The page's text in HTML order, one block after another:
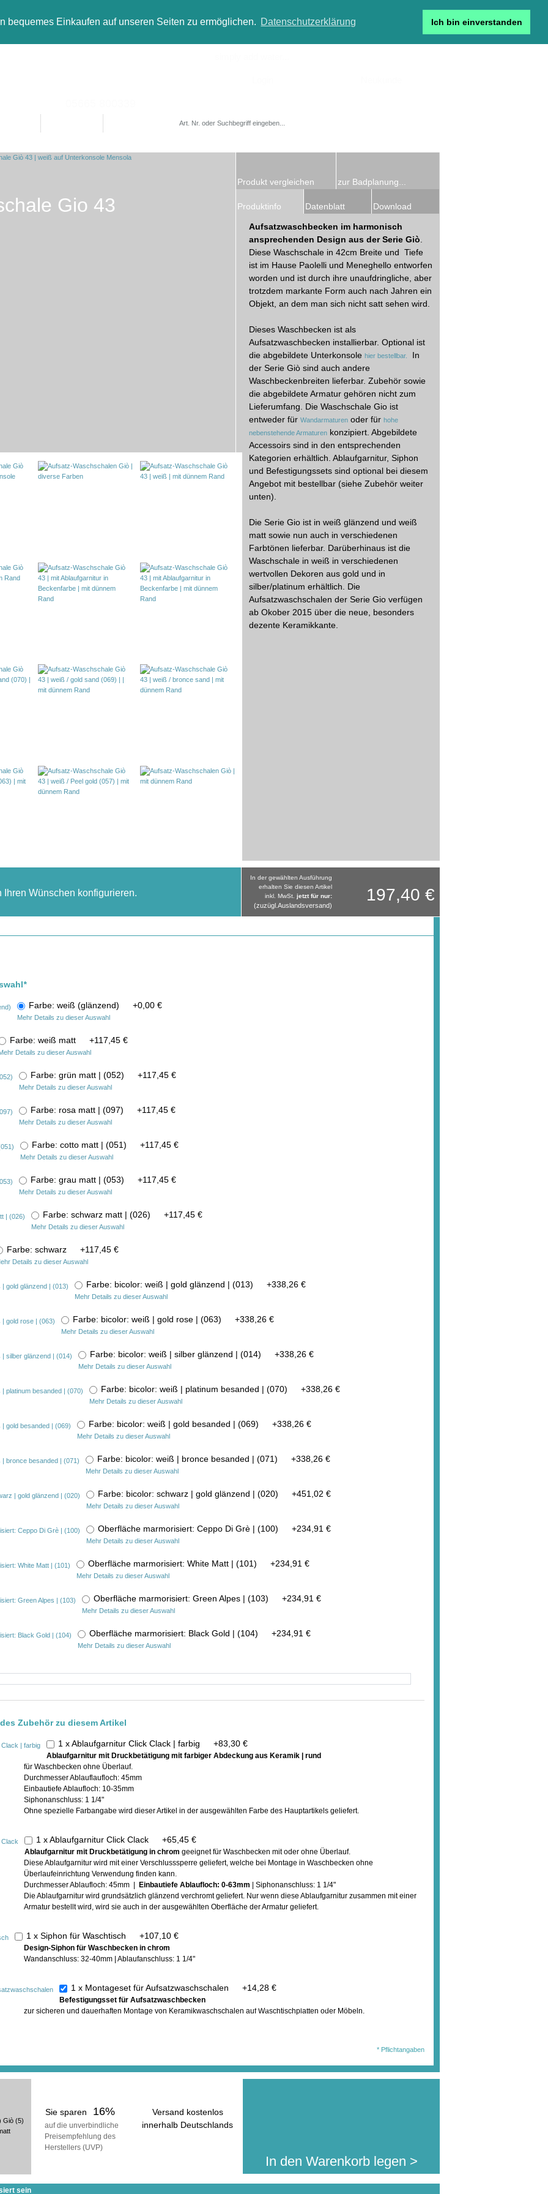
bequemes Einkaufen auf unseren Seiten zu ermöglichen. Datenschutzerklärung Ich bin einverstanden
Gio 43
Produkt vergleichen zur Badplanung...
Produktinfo Datenblatt Download
Aufsatzwaschbecken im harmonisch
ansprechenden Design aus der Serie Giò
Diese Waschschale in 42cm Breite und Tiefe
ist im Hause Paolelli und Meneghello entworfen
worden und ist durch ihre unaufdringliche, aber
trotzdem markante Form auch nach Jahren ein
Objekt, an dem man sich nicht satt sehen wird.
Dieses Waschbecken ist als
Aufsatzwaschbecken installierbar. Optional ist
die abgebildete Unterkonsole hier bestellbar.
In
der Serie Giò sind auch andere
Waschbeckenbreiten lieferbar. Zubehör sowie
die abgebildete Armatur gehören nicht zum
Lieferumfang. Die Waschschale Gio ist
entweder für Wandarmaturen oder für hohe
nebenstehende Armaturen konzipiert. Abgebildete
Accessoirs sind in den entsprechenden
Kategorien erhältlich. Ablaufgarnitur, Siphon
und Befestigungssets sind optional bei diesem
Angebot mit bestellbar (siehe Zubehör weiter
unten).
Die Serie Gio ist in weiß glänzend und weiß
matt sowie nun auch in verschiedenen
Farbtönen lieferbar. Darüberhinaus ist die
Waschschale in weiß in verschiedenen
wertvollen Dekoren aus gold und in
silber/platinum erhältlich. Die
Aufsatzwaschschalen der Serie Gio verfügen
ab Okober 2015 über die neue, besonders
dezente Keramikkante.
Wünschen konfigurieren.
In der gewählten Ausführung
erhalten Sie diesen Artikel
inkl. MwSt. jetzt für nur:
(zuzügl.Auslandsversand)
197,40 €
*
Farbe: weiß (glänzend) +0,00 €
Mehr Details zu dieser Auswahl
Farbe: weiß matt +117,45 €
Details zu dieser Auswahl
Farbe: grün matt | (052) +117,45 €
Mehr Details zu dieser Auswahl
Farbe: rosa matt | (097) +117,45 €
Mehr Details zu dieser Auswahl
Farbe: cotto matt | (051) +117,45 €
Mehr Details zu dieser Auswahl
Farbe: grau matt | (053) +117,45 €
Mehr Details zu dieser Auswahl
Farbe: schwarz matt | (026) +117,45 €
Mehr Details zu dieser Auswahl
Farbe: schwarz +117,45 €
Details zu dieser Auswahl
Farbe: bicolor: weiß | gold glänzend | (013) +338,26 €
Mehr Details zu dieser Auswahl
Farbe: bicolor: weiß | gold rose | (063) +338,26 €
Mehr Details zu dieser Auswahl
Farbe: bicolor: weiß | silber glänzend | (014) +338,26 €
Mehr Details zu dieser Auswahl
Farbe: bicolor: weiß | platinum besanded | (070) +338,26 €
Mehr Details zu dieser Auswahl
Farbe: bicolor: weiß | gold besanded | (069) +338,26 €
Mehr Details zu dieser Auswahl
Farbe: bicolor: weiß | bronce besanded | (071) +338,26 €
Mehr Details zu dieser Auswahl
Farbe: bicolor: schwarz | gold glänzend | (020) +451,02 €
Mehr Details zu dieser Auswahl
Oberfläche marmorisiert: Ceppo Di Grè | (100) +234,91 €
Mehr Details zu dieser Auswahl
Oberfläche marmorisiert: White Matt | (101) +234,91 €
Mehr Details zu dieser Auswahl
Oberfläche marmorisiert: Green Alpes | (103) +234,91 €
Mehr Details zu dieser Auswahl
Oberfläche marmorisiert: Black Gold | (104) +234,91 €
Mehr Details zu dieser Auswahl
Zubehör zu diesem Artikel
1 x Ablaufgarnitur Click Clack | farbig +83,30 €
Ablaufgarnitur mit Druckbetätigung mit farbiger Abdeckung aus Keramik | rund
für Waschbecken ohne Überlauf.
Durchmesser Ablauflaufloch: 45mm
Einbautiefe Ablaufloch: 10-35mm
Siphonanschluss: 1 1/4"
Ohne spezielle Farbangabe wird dieser Artikel in der ausgewählten Farbe des Hauptartikels geliefert.
1 x Ablaufgarnitur Click Clack +65,45 €
Ablaufgarnitur mit Druckbetätigung in chrom geeignet für Waschbecken mit oder ohne Überlauf.
Diese Ablaufgarnitur wird mit einer Verschlusssperre geliefert, welche bei Montage in Waschbecken ohne
Überlaufeinrichtung Verwendung finden kann.
Durchmesser Ablaufloch: 45mm | Einbautiefe Ablaufloch: 0-63mm | Siphonanschluss: 1 1/4"
Die Ablaufgarnitur wird grundsätzlich glänzend verchromt geliefert. Nur wenn diese Ablaufgarnitur zusammen mit einer
Armatur bestellt wird, wird sie auch in der ausgewählten Oberfläche der Armatur geliefert.
1 x Siphon für Waschtisch +107,10 €
Design-Siphon für Waschbecken in chrom
Wandanschluss: 32-40mm | Ablaufanschluss: 1 1/4"
1 x Montageset für Aufsatzwaschschalen +14,28 €
Befestigungsset für Aufsatzwaschbecken
zur sicheren und dauerhaften Montage von Keramikwaschschalen auf Waschtischplatten oder Möbeln.
* Pflichtangaben
Sie sparen 16%
auf die unverbindliche
Preisempfehlung des
Herstellers (UVP)
Versand kostenlos
innerhalb Deutschlands
In den Warenkorb legen >
erhalten Sie diesen Artikel
Giò (5)
sein